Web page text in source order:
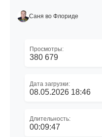
Саня во Флориде
Просмотры:
380 679
Дата загрузки:
08.05.2026 18:46
Длительность:
00:09:47